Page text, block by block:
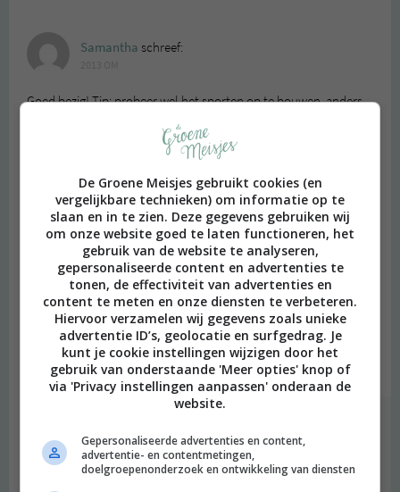
Samantha schreef:
Goed bezig! Tip: probeer wel het sporten op te bouwen, anders
verzuren je spieren en krijg je……… spierpijn!
sharon victoria schreef:
2013 OM
Super bezig! Je maaltijden zien er echt zo lekker uit! :o
En dat je niet helemaal op schema ligt qua sport is oké, als je
lichaam rust nodig heeft moet je dat geven. Zo voorkom je dat
het misgaat. En het gaat erom dat je doorgaat en niet na een
zware training uitrust en opgeeft.
Je mag supertrots zijn op jezelf hoor :)
Beantwoorden
2013 OM
Dankjewel :)
De Groene Meisjes gebruikt cookies (en
vergelijkbare technieken) om informatie op te
slaan en in te zien. Deze gegevens gebruiken wij
om onze website goed te laten functioneren, het
gebruik van de website te analyseren,
gepersonaliseerde content en advertenties te
tonen, de effectiviteit van advertenties en
content te meten en onze diensten te verbeteren.
Hiervoor verzamelen wij gegevens zoals unieke
advertentie ID’s, geolocatie en surfgedrag. Je
kunt je cookie instellingen wijzigen door het
gebruik van onderstaande 'Meer opties' knop of
via 'Privacy instellingen aanpassen' onderaan de
website.
Gepersonaliseerde advertenties en content,
advertentie- en contentmetingen,
doelgroepenonderzoek en ontwikkeling van diensten